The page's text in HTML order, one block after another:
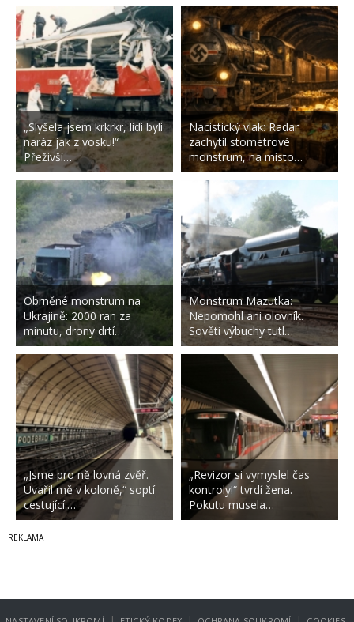
„Slyšela jsem krkrkr, lidi byli
naráz jak z vosku!“
Přeživší…
Obrněné monstrum na
Ukrajině: 2000 ran za
minutu, drony drtí…
„Jsme pro ně lovná zvěř.
Uvařil mě v koloně,“ soptí
cestující.…
Nacistický vlak: Radar
zachytil stometrové
monstrum, na místo…
Monstrum Mazutka:
Nepomohl ani olovník.
Sověti výbuchy tutl…
„Revizor si vymyslel čas
kontroly!“ tvrdí žena.
Pokutu musela…